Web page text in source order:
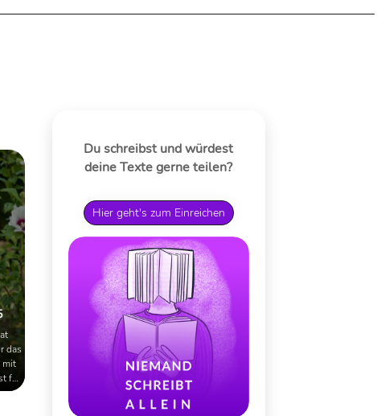
das
mit
für
Du schreibst und würdest
deine Texte gerne teilen?
Hier geht's zum Einreichen